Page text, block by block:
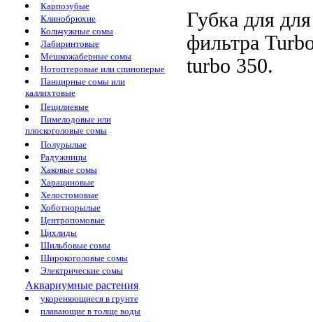
Карпозубые
Клинобрюхие
Кольчужные сомы
Лабиринтовые
Мешкожаберные сомы
Нотоптеровые или спиноперые
Панцирные сомы или
каллихтовые
Пецилиевые
Пимелодовые или
плоскоголовые сомы
Полурылые
Радужницы
Хаковые сомы
Харациновые
Хелостомовые
Хоботнорылые
Центропомовые
Цихлиды
Шильбовые сомы
Широкоголовые сомы
Электрические сомы
Аквариумные растения
укореняющиеся в грунте
плавающие в толще воды
Губка для
фильтра
turbo 350.